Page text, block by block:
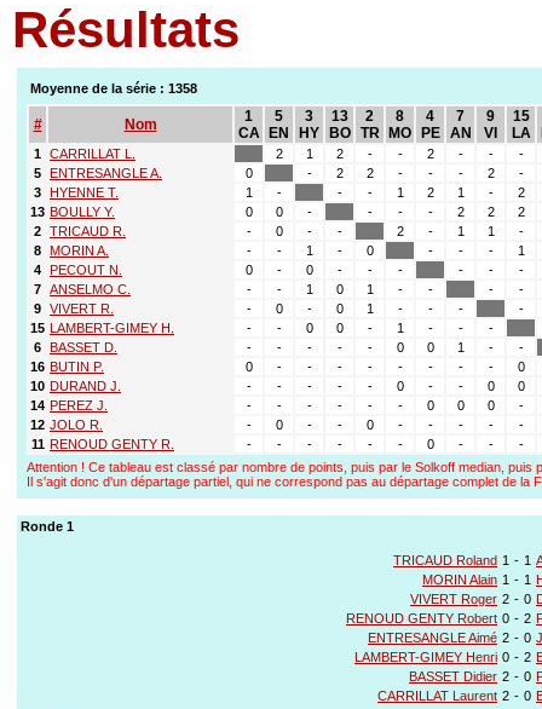
Résultats
Moyenne de la série : 1358
# Nom
1
CA
5
EN
3
HY
13
BO
2
TR
8
MO
4
PE
7
AN
9
VI
15
LA
1 CARRILLAT L. 2 1 2 - - 2 - -
-
5
ENTRESANGLE A. 0 - 2 2 - - - 2
-
3
HYENNE T. 1 - - - 1 2 1 -
2
13 BOULLY Y. 0 0 - - - - 2 2
2
2 TRICAUD R. - 0 - - 2 - 1 1
-
8
MORIN A. - - 1 - 0 - - -
1
4
PECOUT N. 0 - 0 - - - - -
-
7 ANSELMO C. - - 1 0 1 - - -
-
9 VIVERT R. - 0 - 0 1 - - -
-
15
LAMBERT-GIMEY H. - - 0 0 - 1 - -
-
6
BASSET D. - - - - - 0 0 1 -
-
16 BUTIN P. 0 - - - - - - - -
0
10 DURAND J. - - - - - 0 - - 0
0
14 PEREZ J. - - - - - - 0 0 0
-
12 JOLO R. - 0 - - 0 - - - -
-
11 RENOUD GENTY R. - - - - - - 0 - -
-
Attention ! Ce tableau est classé par nombre de points, puis par le Solkoff median, puis
Il s'agit donc d'un départage partiel, qui ne correspond pas au départage complet de la
Ronde 1
TRICAUD Roland 1 - 1
MORIN Alain 1 - 1
VIVERT Roger 2 - 0
RENOUD GENTY Robert 0 - 2
ENTRESANGLE Aimé 2 - 0
LAMBERT-GIMEY Henri 0 - 2
BASSET Didier 2 - 0
CARRILLAT Laurent 2 - 0